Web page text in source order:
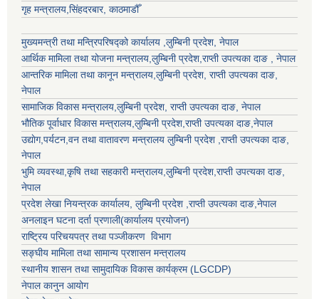
गृह मन्त्रालय,सिंहदरबार, काठमाडौँ
मुख्यमन्त्री तथा मन्त्रिपरिषद्को कार्यालय ,लुम्बिनी प्रदेश, नेपाल
आर्थिक मामिला तथा योजना मन्त्रालय,लुम्बिनी प्रदेश,राप्ती उपत्यका दाङ , नेपाल
आन्तरिक मामिला तथा कानून मन्त्रालय,लुम्बिनी प्रदेश, राप्ती उपत्यका दाङ,
नेपाल
सामाजिक विकास मन्त्रालय,लुम्बिनी प्रदेश, राप्ती उपत्यका दाङ, नेपाल
भौतिक पूर्वाधार विकास मन्त्रालय,लुम्बिनी प्रदेश,राप्ती उपत्यका दाङ,नेपाल
उद्याेग,पर्यटन,वन तथा वातावरण मन्त्रालय लुम्बिनी प्रदेश ,राप्ती उपत्यका दाङ,
नेपाल
भुमि व्यवस्था,कृषि तथा सहकारी मन्त्रालय,लुम्बिनी प्रदेश,राप्ती उपत्यका दाङ,
नेपाल
प्रदेश लेखा नियन्त्रक कार्यालय, लुम्बिनी प्रदेश ,राप्ती उपत्यका दाङ,नेपाल
अनलाइन घटना दर्ता प्रणाली(कार्यालय प्रयोजन)
राष्ट्रिय परिचयपत्र तथा पञ्जीकरण विभाग
सङ्घीय मामिला तथा सामान्य प्रशासन मन्त्रालय
स्थानीय शासन तथा सामुदायिक विकास कार्यक्रम (LGCDP)
नेपाल कानुन आयोग